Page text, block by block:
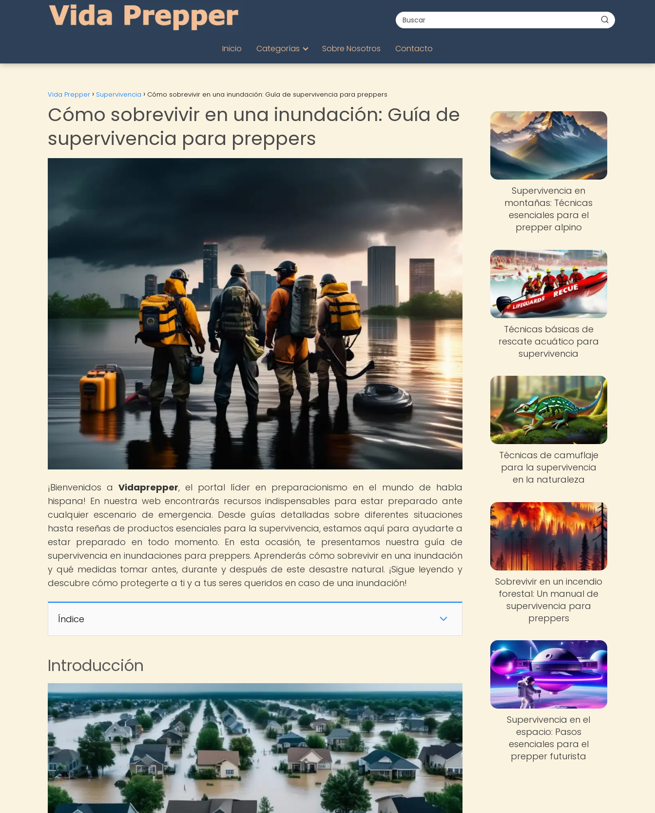
Inicio Categorías Sobre Nosotros Contacto
Vida Prepper Supervivencia Cómo sobrevivir en una inundación: Guía de supervivencia para preppers
Cómo sobrevivir en una inundación: Guía de
supervivencia para preppers
¡Bienvenidos aVidaprepper, el portal líder en preparacionismo en el mundo de habla
hispana! En nuestra web encontrarás recursos indispensables para estar preparado ante
cualquier escenario de emergencia. Desde guías detalladas sobre diferentes situaciones
hasta reseñas de productos esenciales para la supervivencia, estamos aquí para ayudarte a
estar preparado en todo momento. En esta ocasión, te presentamos nuestra guía de
supervivencia en inundaciones para preppers. Aprenderás cómo sobrevivir en una inundación
y qué medidas tomar antes, durante y después de este desastre natural. ¡Sigue leyendo y
descubre cómo protegerte a ti y a tus seres queridos en caso de una inundación!
Índice
Introducción
Supervivencia en
montañas: Técnicas
esenciales para el
prepper alpino
Técnicas básicas de
rescate acuático para
supervivencia
Técnicas de camuflaje
para la supervivencia
en la naturaleza
Sobrevivir en un incendio
forestal: Un manual de
supervivencia para
preppers
Supervivencia en el
espacio: Pasos
esenciales para el
prepper futurista